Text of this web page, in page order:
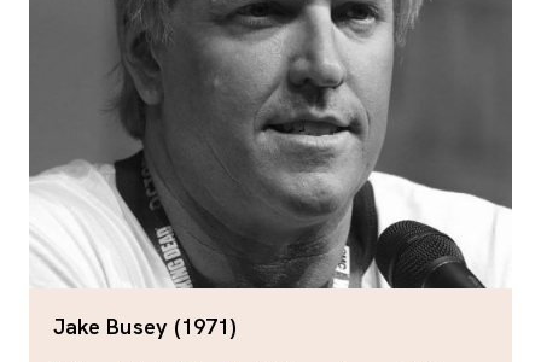
Jake Busey (1971)